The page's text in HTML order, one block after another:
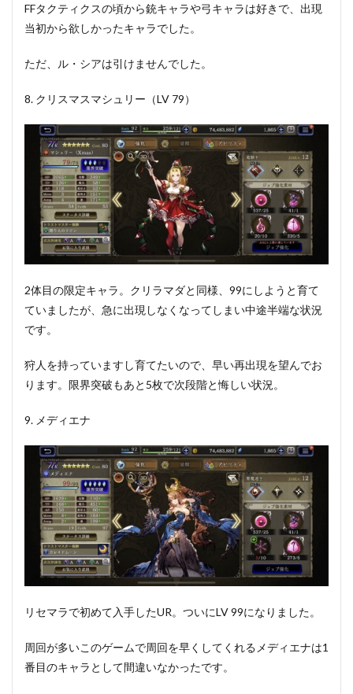
FFタクティクスの頃から銃キャラや弓キャラは好きで、出現
当初から欲しかったキャラでした。
ただ、ル・シアは引けませんでした。
8. クリスマスマシュリー（LV 79）
2体目の限定キャラ。クリラマダと同様、99にしようと育て
ていましたが、急に出現しなくなってしまい中途半端な状況
です。
狩人を持っていますし育てたいので、早い再出現を望んでお
ります。限界突破もあと5枚で次段階と悔しい状況。
9. メディエナ
リセマラで初めて入手したUR。ついにLV 99になりました。
周回が多いこのゲームで周回を早くしてくれるメディエナは1
番目のキャラとして間違いなかったです。